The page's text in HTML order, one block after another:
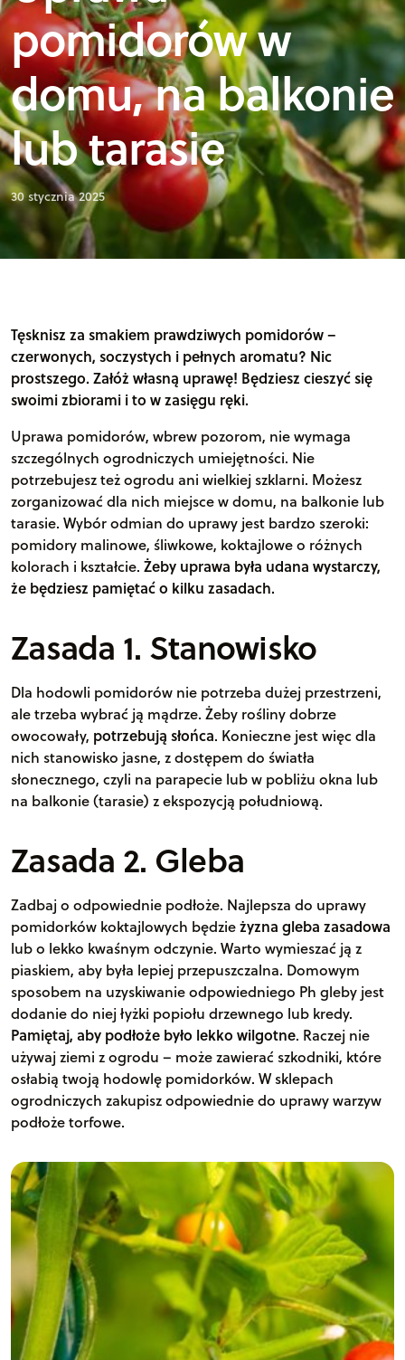
pomidorów w
domu, na balkonie
lub tarasie
30 stycznia 2025
Tęsknisz za smakiem prawdziwych pomidorów –
czerwonych, soczystych i pełnych aromatu? Nic
prostszego. Załóż własną uprawę! Będziesz cieszyć się
swoimi zbiorami i to w zasięgu ręki.
Uprawa pomidorów, wbrew pozorom, nie wymaga
szczególnych ogrodniczych umiejętności. Nie
potrzebujesz też ogrodu ani wielkiej szklarni. Możesz
zorganizować dla nich miejsce w domu, na balkonie lub
tarasie. Wybór odmian do uprawy jest bardzo szeroki:
pomidory malinowe, śliwkowe, koktajlowe o różnych
kolorach i kształcie. Żeby uprawa była udana wystarczy,
że będziesz pamiętać o kilku zasadach.
Zasada 1. Stanowisko
Dla hodowli pomidorów nie potrzeba dużej przestrzeni,
ale trzeba wybrać ją mądrze. Żeby rośliny dobrze
owocowały, potrzebują słońca. Konieczne jest więc dla
nich stanowisko jasne, z dostępem do światła
słonecznego, czyli na parapecie lub w pobliżu okna lub
na balkonie (tarasie) z ekspozycją południową.
Zasada 2. Gleba
Zadbaj o odpowiednie podłoże. Najlepsza do uprawy
pomidorków koktajlowych będzieżyzna gleba zasadowa
lub o lekko kwaśnym odczynie. Warto wymieszać ją z
piaskiem, aby była lepiej przepuszczalna. Domowym
sposobem na uzyskiwanie odpowiedniego Ph gleby jest
dodanie do niej łyżki popiołu drzewnego lub kredy.
Pamiętaj, aby podłoże było lekko wilgotne. Raczej nie
używaj ziemi z ogrodu – może zawierać szkodniki, które
osłabią twoją hodowlę pomidorków. W sklepach
ogrodniczych zakupisz odpowiednie do uprawy warzyw
podłoże torfowe.